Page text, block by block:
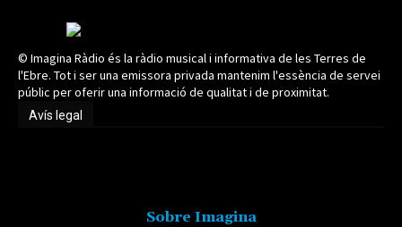
© Imagina Ràdio és la ràdio musical i informativa de les Terres de
l'Ebre. Tot i ser una emissora privada mantenim l'essència de servei
públic per oferir una informació de qualitat i de proximitat.
Avís legal
Sobre Imagina